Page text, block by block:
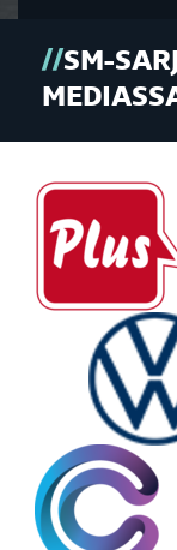
SM-